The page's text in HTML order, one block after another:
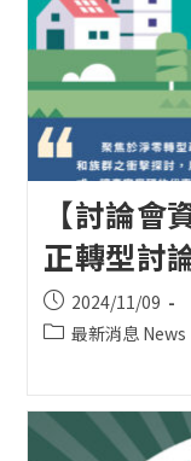
【討論
正轉型討
Post
published:
2024/11/09
Post最新消息 News